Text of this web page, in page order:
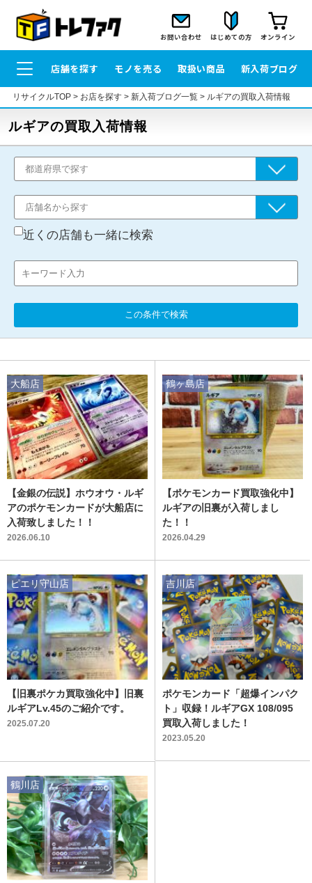
お問い合わせ はじめての方 オンライン
店舗を探す モノを売る 取扱い商品 新入荷ブログ
リサイクルTOP> お店を探す> 新入荷ブログ一覧> ルギアの買取入荷情報
ルギアの買取入荷情報
近くの店舗も一緒に検索
この条件で検索
【金銀の伝説】ホウオウ・ルギ
アのポケモンカードが大船店に
入荷致しました！！
2026.06.10
大船店
【ポケモンカード買取強化中】
ルギアの旧裏が入荷しまし
た！！
2026.04.29
鶴ヶ島店
【旧裏ポケカ買取強化中】旧裏
ルギアLv.45のご紹介です。
2025.07.20
ピエリ守山店
ポケモンカード「超爆インパク
ト」収録！ルギアGX 108/095
買取入荷しました！
2023.05.20
吉川店
鶴川店